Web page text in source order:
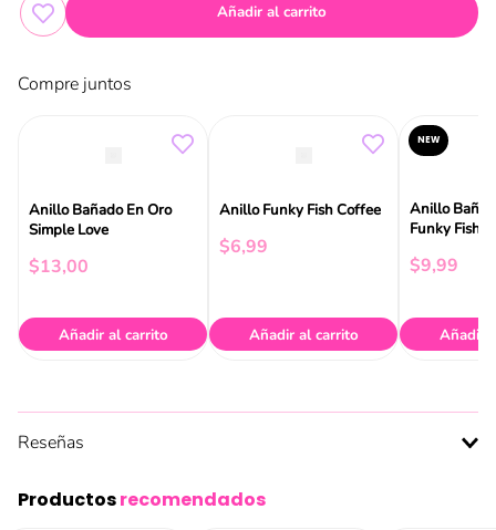
Añadir al carrito
Compre juntos
Anillo Bañado En Oro
Simple Love
$13,00
Añadir al carrito
Anillo Funky Fish Coffee
$6,99
Añadir al carrito
NEW
Anillo
Funky Fish
$9,99
Añadir
Reseñas
Productosrecomendados